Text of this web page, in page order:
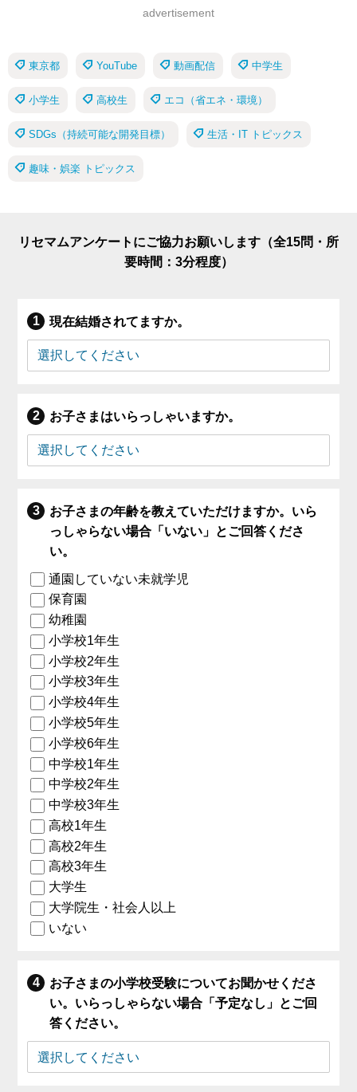
advertisement
東京都 YouTube 動画配信 中学生
小学生 高校生 エコ（省エネ・環境）
SDGs（持続可能な開発目標） 生活・IT トピックス
趣味・娯楽 トピックス
リセマムアンケートにご協力お願いします（全15問・所
要時間：3分程度）
現在結婚されてますか。
お子さまはいらっしゃいますか。
お子さまの年齢を教えていただけますか。いら
っしゃらない場合「いない」とご回答くださ
い。
通園していない未就学児
保育園
幼稚園
小学校1年生
小学校2年生
小学校3年生
小学校4年生
小学校5年生
小学校6年生
中学校1年生
中学校2年生
中学校3年生
高校1年生
高校2年生
高校3年生
大学生
大学院生・社会人以上
いない
お子さまの小学校受験についてお聞かせくださ
い。いらっしゃらない場合「予定なし」とご回
答ください。